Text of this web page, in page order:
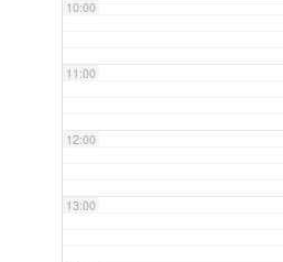
10:00
11:00
12:00
13:00